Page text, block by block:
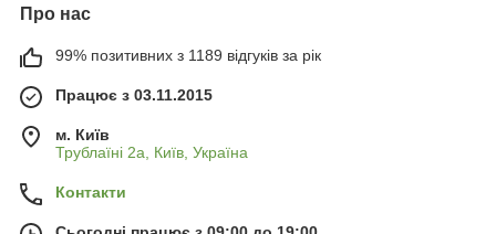
Про нас
99% позитивних з 1189 відгуків за рік
Працює з 03.11.2015
м. Київ
Трублаїні 2а, Київ, Україна
Контакти